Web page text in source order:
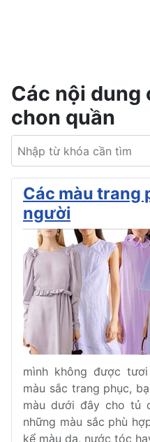
Các nội dung
chon quần
Nhập từ khóa cần tìm
Các màu trang
người
mình không được
màu sắc trang phục,
màu dưới đây cho tủ
những màu sắc phù
kể màu da, nước tóc